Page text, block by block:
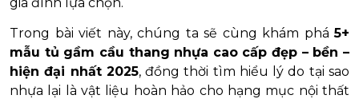
Trong bài viết này, chúng ta sẽ cùng khám phá5+
mẫu tủ gầm cầu thang nhựa cao cấp đẹp – bền –
hiện đại nhất 2025, đồng thời tìm hiểu lý do tại sao
nhựa lại là vật liệu hoàn hảo cho hạng mục nội thất